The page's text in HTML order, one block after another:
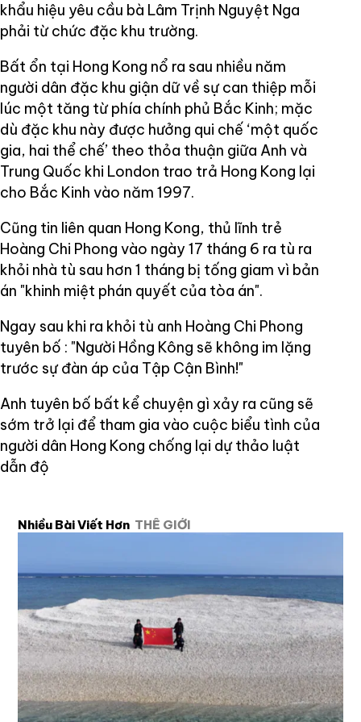
khẩu hiệu yêu cầu bà Lâm Trịnh Nguyệt Nga
phải từ chức đặc khu trường.
Bất ổn tại Hong Kong nổ ra sau nhiều năm
người dân đặc khu giận dữ về sự can thiệp mỗi
lúc một tăng từ phía chính phủ Bắc Kinh; mặc
dù đặc khu này được hưởng qui chế ‘một quốc
gia, hai thể chế’ theo thỏa thuận giữa Anh và
Trung Quốc khi London trao trả Hong Kong lại
cho Bắc Kinh vào năm 1997.
Cũng tin liên quan Hong Kong, thủ lĩnh trẻ
Hoàng Chi Phong vào ngày 17 tháng 6 ra tù ra
khỏi nhà tù sau hơn 1 tháng bị tống giam vì bản
án "khinh miệt phán quyết của tòa án".
Ngay sau khi ra khỏi tù anh Hoàng Chi Phong
tuyên bố : "Người Hồng Kông sẽ không im lặng
trước sự đàn áp của Tập Cận Bình!"
Anh tuyên bố bất kể chuyện gì xảy ra cũng sẽ
sớm trở lại để tham gia vào cuộc biểu tình của
người dân Hong Kong chống lại dự thảo luật
dẫn độ
Nhiều Bài Viết Hơn THẾ GIỚI